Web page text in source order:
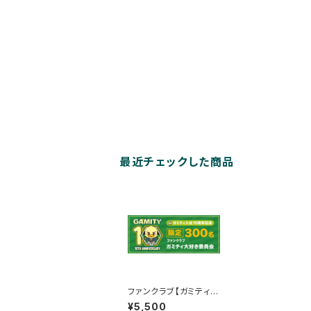
最近チェックした商品
ファンクラブ【ガミティ大
好き委員会】
¥5,500